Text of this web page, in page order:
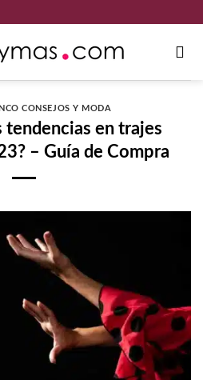
CONSEJOS Y MODA
tendencias en trajes
– Guía de Compra